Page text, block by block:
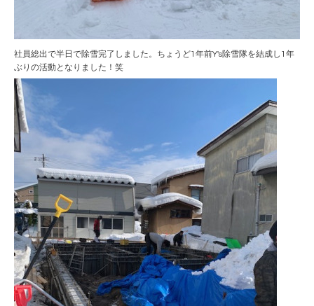
社員総出で半日で除雪完了しました。ちょうど1年前Y's除雪隊を結成し1年
ぶりの活動となりました！笑